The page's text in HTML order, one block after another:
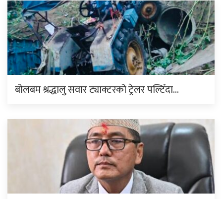
बोलबम श्रद्धालु सवार ट्याक्टरको ट्रेलर पल्टिँदा…